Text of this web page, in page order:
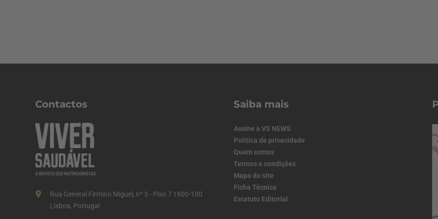
Contactos
Rua General Firmino Miguel, nº 3 - Piso 7 1600-100
Lisboa, Portugal
Saiba mais
Assine a VS NEWS
Política de privacidade
Quem somos
Termos e condições
Mapa do site
Ficha Técnica
Estatuto Editorial